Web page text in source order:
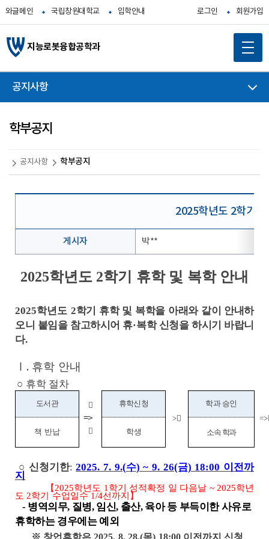
와글메인 국립창원대학교 입학안내 로그인 회원가입
지능로봇융합공학과
공지사항
학부공지
공지사항 학부공지
2025학년도 2학기
게시자 박**
2025학년도 2학기 휴학 및 복학 안내
2025학년도 2학기 휴학 및 복학을 아래와 같이 안내하
오니 붙임을 참고하시어 휴·복학 신청을하시기 바랍니
다.
Ⅰ . 휴학 안내
○ 휴학 절차
도서관 
=>

휴학신청
>
학과 승인
책 반납
학생 소속 학과
○ 신청기한: 2025. 7. 9.(수) ~ 9. 26(금) 18:00 이전까
지
【 2025학년도 1 학기 성적확정 일 다음날 ~ 2025학년
도 2학기 수업일수 1/4선까지 】
- 병역의무, 질병, 임신, 출산, 육아 등 부득이한 사유로
휴학하는 경우에는 예외
※ 창업휴학은 2025. 8. 28.(목) 18:00 이전까지 신청